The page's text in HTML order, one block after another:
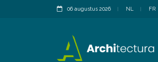
06 augustus 2026 NL FR